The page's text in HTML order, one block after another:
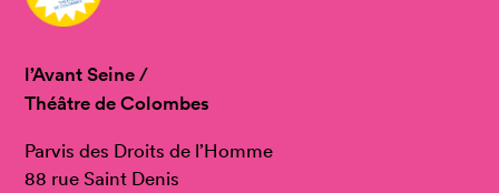
l’Avant Seine /
Théâtre de Colombes
Parvis des Droits de l’Homme
88 rue Saint Denis